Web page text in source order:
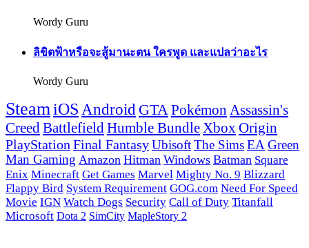
Wordy Guru
ลิขิตฟ้าหรือจะสู้มานะตน ใครพูด และแปลว่าอะไร
Wordy Guru
SteamiOS Android GTAPokémon Assassin's
CreedBattlefieldHumble Bundle Xbox Origin
PlayStation Final FantasyUbisoftThe Sims EA Green
Man Gaming Amazon Hitman Windows Batman Square
Enix Minecraft Get Games Marvel Mighty No. 9 Blizzard
Flappy Bird System Requirement GOG.com Need For Speed
Movie IGN Watch Dogs Security Call of Duty Titanfall
Microsoft Dota 2 SimCity MapleStory 2